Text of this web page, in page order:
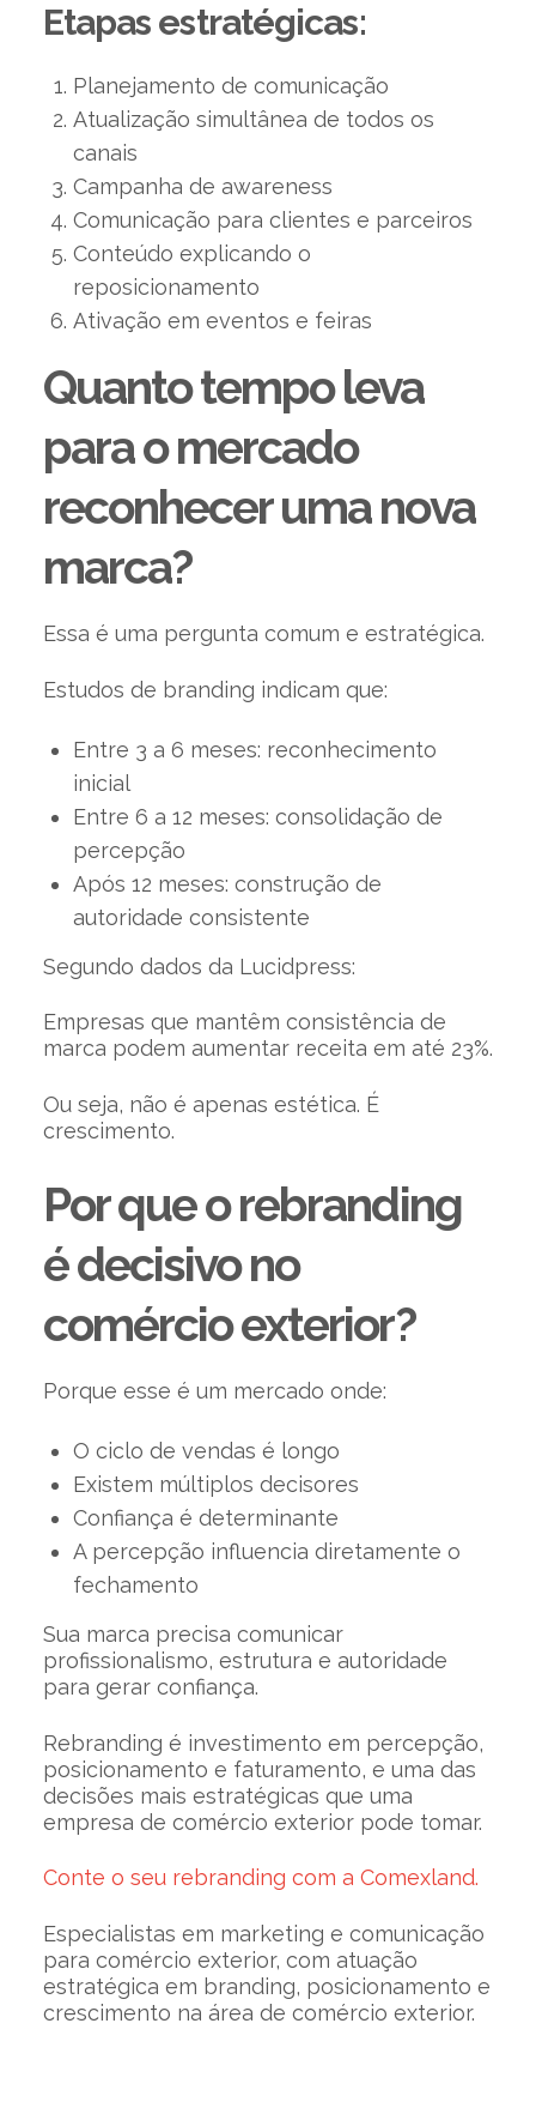
Etapas estratégicas:
Planejamento de comunicação
Atualização simultânea de todos os
canais
Campanha de awareness
Comunicação para clientes e parceiros
Conteúdo explicando o
reposicionamento
Ativação em eventos e feiras
Quanto tempo leva
para o mercado
reconhecer uma nova
marca?
Essa é uma pergunta comum e estratégica.
Estudos de branding indicam que:
Entre 3 a 6 meses: reconhecimento
inicial
Entre 6 a 12 meses: consolidação de
percepção
Após 12 meses: construção de
autoridade consistente
Segundo dados da Lucidpress:
Empresas que mantêm consistência de
marca podem aumentar receita em até 23%.
Ou seja, não é apenas estética. É
crescimento.
Por que o rebranding
é decisivo no
comércio exterior?
Porque esse é um mercado onde:
O ciclo de vendas é longo
Existem múltiplos decisores
Confiança é determinante
A percepção influencia diretamente o
fechamento
Sua marca precisa comunicar
profissionalismo, estrutura e autoridade
para gerar confiança.
Rebranding é investimento em percepção,
posicionamento e faturamento, e uma das
decisões mais estratégicas que uma
empresa de comércio exterior pode tomar.
Conte o seu rebranding com a Comexland.
Especialistas em marketing e comunicação
para comércio exterior, com atuação
estratégica em branding, posicionamento e
crescimento na área de comércio exterior.